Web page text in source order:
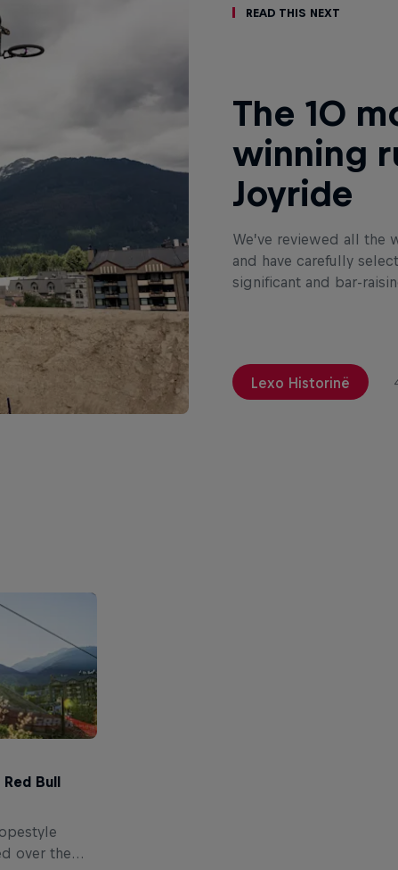
Read This Next
The 10
winning
Joyride
We’ve reviewed all the
and have carefully
significant and bar-
Lexo Historinë
Bull
over the